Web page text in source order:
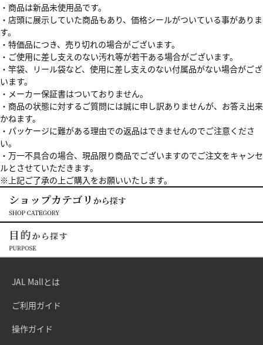
・商品は新品未使用品です。
・店頭に展示していた商品もあり、価格シールがついている事がありま
す。
・特価品につき、売り切れの場合がございます。
・ご使用に差し支えのない汚れ等が若干ある場合がございます。
・竿袋、リール袋など、使用に差し支えのない付属品がない場合がござ
います。
・メーカー保証書はついておりません。
・商品の状態に対するご質問には誠に申し訳ありませんが、お答え出来
かねます。
・パッケージに難がある理由での返品はできませんのでご注意くださ
い。
・万一不具合の場合、現品限り商品でございますのでご注文をキャンセ
ルとさせていただきます。
※上記ご了承の上ご購入をお願いいたします。
JAL Mallとは
ご利用ガイド
操作ガイド